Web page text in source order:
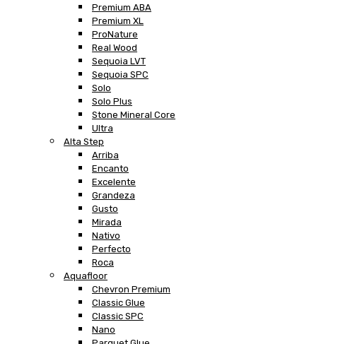
Premium ABA
Premium XL
ProNature
Real Wood
Sequoia LVT
Sequoia SPC
Solo
Solo Plus
Stone Mineral Core
Ultra
Alta Step
Arriba
Encanto
Excelente
Grandeza
Gusto
Mirada
Nativo
Perfecto
Roca
Aquafloor
Chevron Premium
Classic Glue
Classic SPC
Nano